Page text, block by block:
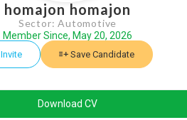
homajon homajon
Sector: Automotive
Member Since, May 20, 2026
Invite Save Candidate
Download CV